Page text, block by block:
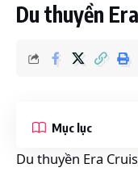
Du thuyền
Mục lục
Du thuyền Era